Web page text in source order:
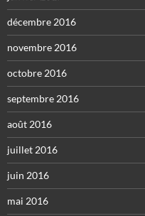
décembre 2016
novembre 2016
octobre 2016
septembre 2016
août 2016
juillet 2016
juin 2016
mai 2016